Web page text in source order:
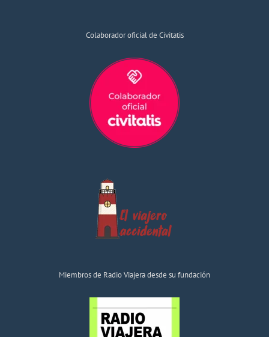
Colaborador oficial de Civitatis
Miembros de Radio Viajera desde su fundación